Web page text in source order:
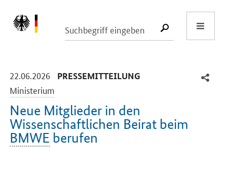
SUCHE
22.06.2026 -
PRESSEMITTEILUNG
Ministerium
Neue Mitglieder in den
Wissenschaftlichen Beirat beim
BMWE berufen